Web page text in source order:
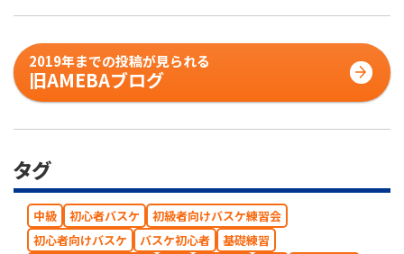
2019年までの投稿が見られる
旧AMEBAブログ
タグ
中級 初心者バスケ
初級者向けバスケ練習会
初心者向けバスケ
バスケ初心者
基礎練習